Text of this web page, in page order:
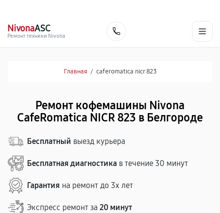
NivonaASC
Ремонт техники Nivona
Главная / caferomatica nicr 823
Ремонт кофемашины Nivona
CafeRomatica NICR 823 в Белгороде
Бесплатный выезд курьера
Бесплатная диагностика в течение 30 минут
Гарантия на ремонт до 3х лет
Экспресс ремонт за 20 минут